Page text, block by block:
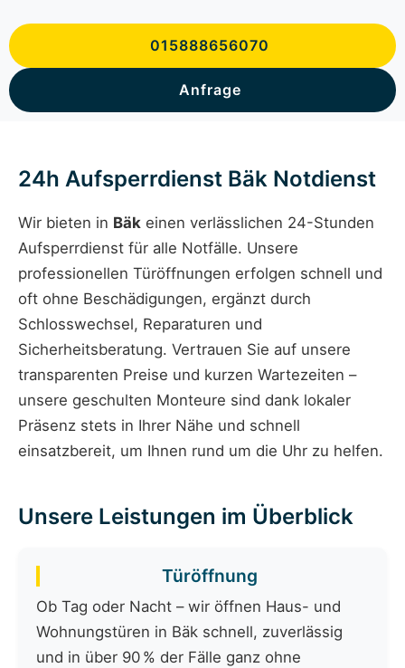
015888656070
Anfrage
24h Aufsperrdienst Bäk Notdienst
Wir bieten in Bäk einen verlässlichen 24-Stunden
Aufsperrdienst für alle Notfälle. Unsere
professionellen Türöffnungen erfolgen schnell und
oft ohne Beschädigungen, ergänzt durch
Schlosswechsel, Reparaturen und
Sicherheitsberatung. Vertrauen Sie auf unsere
transparenten Preise und kurzen Wartezeiten –
unsere geschulten Monteure sind dank lokaler
Präsenz stets in Ihrer Nähe und schnell
einsatzbereit, um Ihnen rund um die Uhr zu helfen.
Unsere Leistungen im Überblick
Türöffnung
Ob Tag oder Nacht – wir öffnen Haus- und
Wohnungstüren in Bäk schnell, zuverlässig
und in über 90 % der Fälle ganz ohne